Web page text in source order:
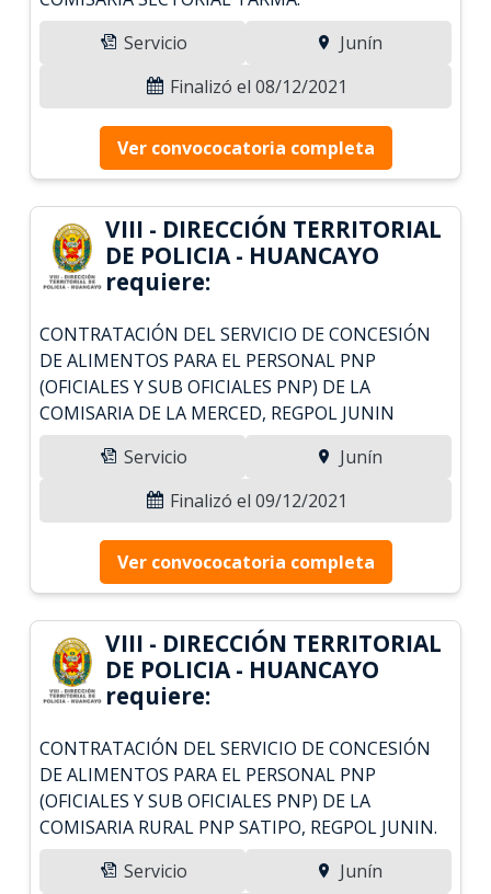
Servicio
Junín
Finalizó el 08/12/2021
Ver convococatoria completa
VIII - DIRECCIÓN TERRITORIAL
DE POLICIA - HUANCAYO
requiere:
CONTRATACIÓN DEL SERVICIO DE CONCESIÓN
DE ALIMENTOS PARA EL PERSONAL PNP
(OFICIALES Y SUB OFICIALES PNP) DE LA
COMISARIA DE LA MERCED, REGPOL JUNIN
Servicio
Junín
Finalizó el 09/12/2021
Ver convococatoria completa
VIII - DIRECCIÓN TERRITORIAL
DE POLICIA - HUANCAYO
requiere:
CONTRATACIÓN DEL SERVICIO DE CONCESIÓN
DE ALIMENTOS PARA EL PERSONAL PNP
(OFICIALES Y SUB OFICIALES PNP) DE LA
COMISARIA RURAL PNP SATIPO, REGPOL JUNIN.
Servicio
Junín